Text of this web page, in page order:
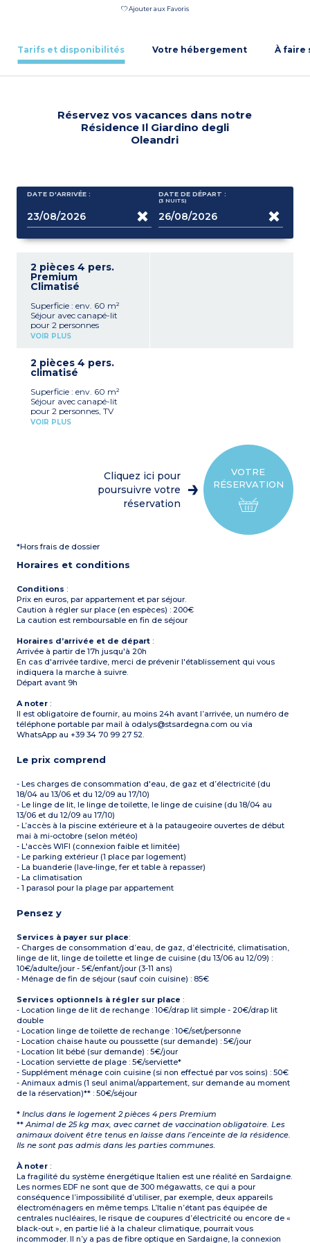
Ajouter aux Favoris
Tarifs et disponibilités Votre hébergement À faire
Réservez vos vacances dans notre
Résidence Il Giardino degli
Oleandri
DATE D'ARRIVÉE : DATE DE DÉPART :
(3 NUITS)
2 pièces 4 pers.
Premium
Climatisé
Superficie : env. 60 m²
Séjour avec canapé-lit
pour 2 personnes
(160x190), TV
réfrigérateur, grille-pain,
cafetière à capsules et lave-
1 chambre avec 1 lit double
(160x190)
Salle d’eau avec douche ou
baignoire, sèche cheveux et
typologie «Premium» :
- Serviette de plage et linge
inclus
VOIR PLUS
2 pièces 4 pers.
climatisé
Superficie : env. 60 m²
Séjour avec canapé-lit
pour 2 personnes, TV
Coin cuisine équipé avec
Salle d’eau avec douche ou
baignoire, sèche cheveux et
VOIR PLUS
VOTRE
RÉSERVATION
Cliquez ici pour
poursuivre votre
réservation
*Hors frais de dossier
Horaires et conditions
Conditions :
Prix en euros, par appartement et par séjour.
Caution à régler sur place (en espèces) : 200€
La caution est remboursable en fin de séjour
Horaires d’arrivée et de départ :
Arrivée à partir de 17h jusqu'à 20h
En cas d'arrivée tardive, merci de prévenir l'établissement qui vous
indiquera la marche à suivre.
Départ avant 9h
A noter :
Il est obligatoire de fournir, au moins 24h avant l’arrivée, un numéro de
téléphone portable par mail à odalys@stsardegna.com ou via
WhatsApp au +39 34 70 99 27 52.
Le prix comprend
- Les charges de consommation d'eau, de gaz et d’électricité (du
18/04 au 13/06 et du 12/09 au 17/10)
- Le linge de lit, le linge de toilette, le linge de cuisine (du 18/04 au
13/06 et du 12/09 au 17/10)
- L’accès à la piscine extérieure et à la pataugeoire ouvertes de début
mai à mi-octobre (selon météo)
- L'accès WIFI (connexion faible et limitée)
- Le parking extérieur (1 place par logement)
- La buanderie (lave-linge, fer et table à repasser)
- La climatisation
- 1 parasol pour la plage par appartement
Pensez y
Services à payer sur place:
- Charges de consommation d’eau, de gaz, d’électricité, climatisation,
linge de lit, linge de toilette et linge de cuisine (du 13/06 au 12/09) :
10€/adulte/jour - 5€/enfant/jour (3-11 ans)
- Ménage de fin de séjour (sauf coin cuisine) : 85€
Services optionnels à régler sur place :
- Location linge de lit de rechange : 10€/drap lit simple - 20€/drap lit
double
- Location linge de toilette de rechange : 10€/set/personne
- Location chaise haute ou poussette (sur demande) : 5€/jour
- Location lit bébé (sur demande) : 5€/jour
- Location serviette de plage : 5€/serviette*
- Supplément ménage coin cuisine (si non effectué par vos soins) : 50€
- Animaux admis (1 seul animal/appartement, sur demande au moment
de la réservation)** : 50€/séjour
*Inclus dans le logement 2 pièces 4 pers Premium
**Animal de 25 kg max, avec carnet de vaccination obligatoire. Les
animaux doivent être tenus en laisse dans l’enceinte de la résidence.
Ils ne sont pas admis dans les parties communes.
À noter :
La fragilité du système énergétique Italien est une réalité en Sardaigne.
Les normes EDF ne sont que de 300 mégawatts, ce qui a pour
conséquence l’impossibilité d’utiliser, par exemple, deux appareils
électroménagers en même temps. L’Italie n’étant pas équipée de
centrales nucléaires, le risque de coupures d’électricité ou encore de «
black-out », en partie lié à la chaleur climatique, pourrait vous
incommoder. Il n’y a pas de fibre optique en Sardaigne, la connexion